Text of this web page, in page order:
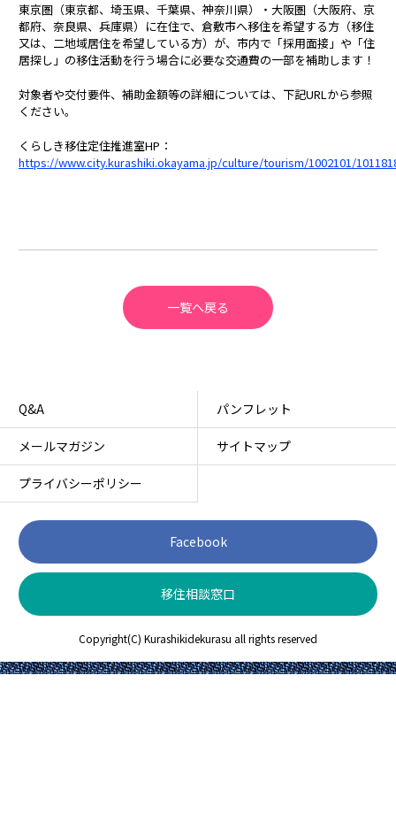
東京圏（東京都、埼玉県、千葉県、神奈川県）・大阪圏（大阪府、京
都府、奈良県、兵庫県）に在住で、倉敷市へ移住を希望する方（移住
又は、二地域居住を希望している方）が、市内で「採用面接」や「住
居探し」の移住活動を行う場合に必要な交通費の一部を補助します！
対象者や交付要件、補助金額等の詳細については、下記URLから参照
ください。
くらしき移住定住推進室HP：
https://www.city.kurashiki.okayama.jp/culture/tourism/1002101/
一覧へ戻る
Q&A パンフレット
メールマガジン サイトマップ
プライバシーポリシー
Facebook
移住相談窓口
Copyright(C) Kurashikidekurasu all rights reserved